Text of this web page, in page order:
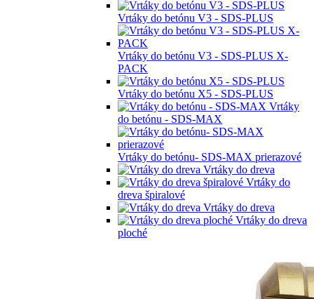
Vrtáky do betónu V3 - SDS-PLUS
Vrtáky do betónu V3 - SDS-PLUS X-
PACK
Vrtáky do betónu X5 - SDS-PLUS
Vrtáky
do betónu - SDS-MAX
Vrtáky do betónu- SDS-MAX prierazové
Vrtáky do dreva
Vrtáky do
dreva špiralové
Vrtáky do dreva
Vrtáky do dreva
ploché